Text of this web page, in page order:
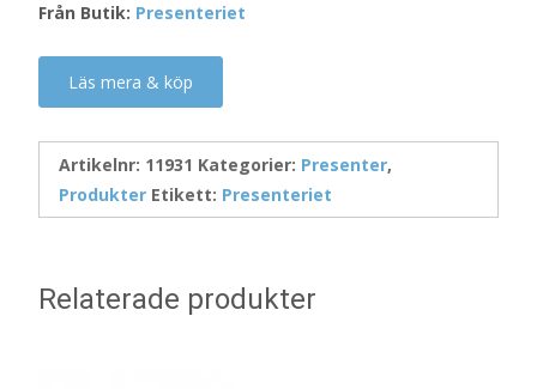
Från Butik: Presenteriet
Läs mera & köp
Artikelnr: 11931 Kategorier: Presenter,
Produkter Etikett: Presenteriet
Relaterade produkter